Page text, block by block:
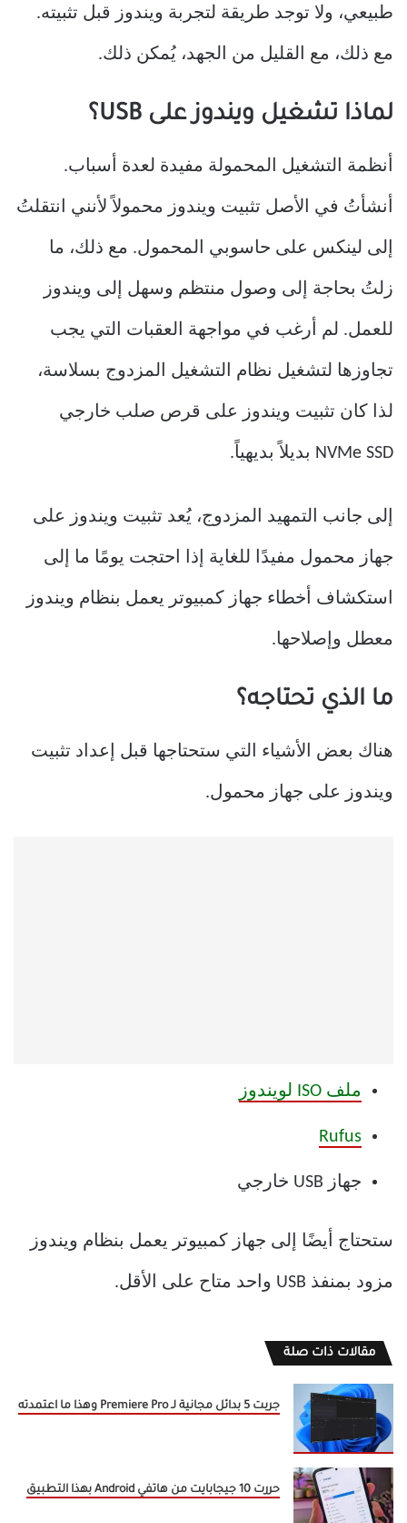
طبيعي، ولا توجد طريقة لتجربة ويندوز قبل تثبيته.
مع ذلك، مع القليل من الجهد، يُمكن ذلك.
لماذا تشغيل ويندوز على USB؟
أنظمة التشغيل المحمولة مفيدة لعدة أسباب.
أنشأتُ في الأصل تثبيت ويندوز محمولاً لأنني انتقلتُ
إلى لينكس على حاسوبي المحمول. مع ذلك، ما
زلتُ بحاجة إلى وصول منتظم وسهل إلى ويندوز
للعمل. لم أرغب في مواجهة العقبات التي يجب
تجاوزها لتشغيل نظام التشغيل المزدوج بسلاسة،
لذا كان تثبيت ويندوز على قرص صلب خارجي
NVMe SSD بديلاً بديهياً.
إلى جانب التمهيد المزدوج، يُعد تثبيت ويندوز على
جهاز محمول مفيدًا للغاية إذا احتجت يومًا ما إلى
استكشاف أخطاء جهاز كمبيوتر يعمل بنظام ويندوز
معطل وإصلاحها.
ما الذي تحتاجه؟
هناك بعض الأشياء التي ستحتاجها قبل إعداد تثبيت
ويندوز على جهاز محمول.
ملف ISO لويندوز
Rufus
جهاز USB خارجي
ستحتاج أيضًا إلى جهاز كمبيوتر يعمل بنظام ويندوز
مزود بمنفذ USB واحد متاح على الأقل.
مقالات ذات صلة
جربت 5 بدائل مجانية لـ Premiere Pro وهذا ما اعتمدته
حررت 10 جيجابايت من هاتفي Android بهذا التطبيق